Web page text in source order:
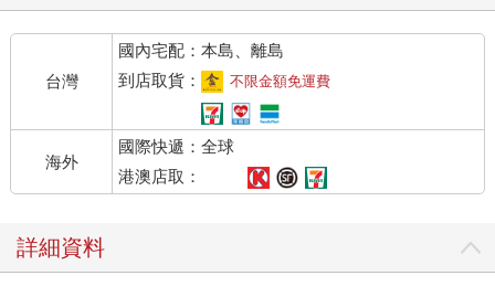
台灣
國內宅配：本島、離島
到店取貨：
不限金額免運費
海外
國際快遞：全球
港澳店取：
詳細資料